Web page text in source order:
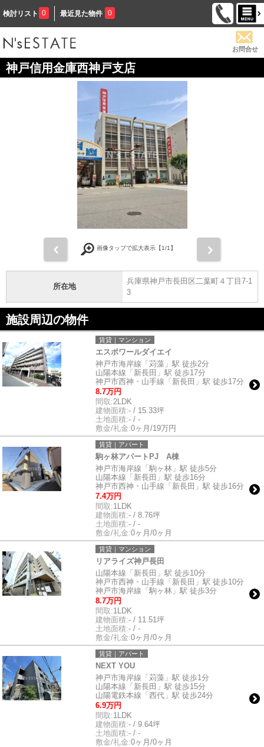
検討リスト 0 最近見た物件 0
お問合せ
神戸信用金庫西神戸支店
画像タップで拡大表示【1/1】
所在地
兵庫県神戸市長田区二葉町４丁目7-1
3
施設周辺の物件
賃貸｜マンション
エスポワールダイエイ
神戸市海岸線「苅藻」駅 徒歩2分
山陽本線「新長田」駅 徒歩17分
神戸市西神・山手線「新長田」駅 徒歩17分
8.7万円
間取:2LDK
建物面積:- / 15.33坪
土地面積:- / -
敷金/礼金:0ヶ月/19万円
賃貸｜アパート
駒ヶ林アパートPJ A棟
神戸市海岸線「駒ヶ林」駅 徒歩5分
山陽本線「新長田」駅 徒歩16分
神戸市西神・山手線「新長田」駅 徒歩16分
7.4万円
間取:1LDK
建物面積:- / 8.76坪
土地面積:- / -
敷金/礼金:0ヶ月/0ヶ月
賃貸｜マンション
リアライズ神戸長田
山陽本線「新長田」駅 徒歩10分
神戸市西神・山手線「新長田」駅 徒歩10分
神戸市海岸線「駒ヶ林」駅 徒歩3分
8.7万円
間取:1LDK
建物面積:- / 11.51坪
土地面積:- / -
敷金/礼金:0ヶ月/0ヶ月
賃貸｜アパート
NEXT YOU
神戸市海岸線「苅藻」駅 徒歩1分
山陽本線「新長田」駅 徒歩15分
山陽電鉄本線「西代」駅 徒歩24分
6.9万円
間取:1LDK
建物面積:- / 9.64坪
土地面積:- / -
敷金/礼金:0ヶ月/0ヶ月